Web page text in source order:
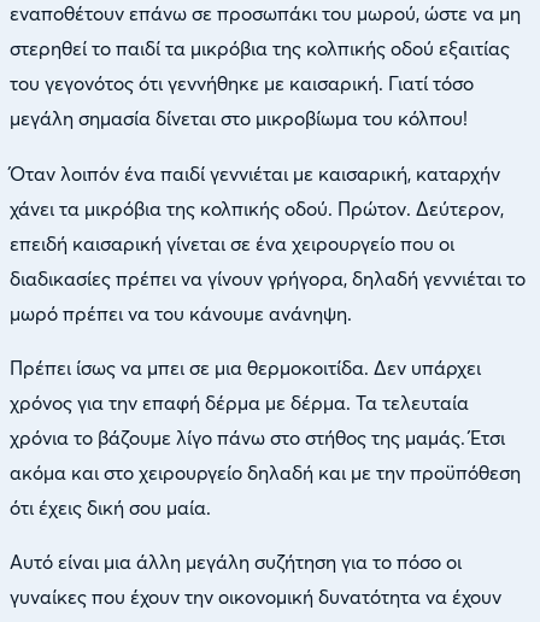
εναποθέτουν επάνω σε προσωπάκι του μωρού, ώστε να μη
στερηθεί το παιδί τα μικρόβια της κολπικής οδού εξαιτίας
του γεγονότος ότι γεννήθηκε με καισαρική. Γιατί τόσο
μεγάλη σημασία δίνεται στο μικροβίωμα του κόλπου!
Όταν λοιπόν ένα παιδί γεννιέται με καισαρική, καταρχήν
χάνει τα μικρόβια της κολπικής οδού. Πρώτον. Δεύτερον,
επειδή καισαρική γίνεται σε ένα χειρουργείο που οι
διαδικασίες πρέπει να γίνουν γρήγορα, δηλαδή γεννιέται το
μωρό πρέπει να του κάνουμε ανάνηψη.
Πρέπει ίσως να μπει σε μια θερμοκοιτίδα. Δεν υπάρχει
χρόνος για την επαφή δέρμα με δέρμα. Τα τελευταία
χρόνια το βάζουμε λίγο πάνω στο στήθος της μαμάς. Έτσι
ακόμα και στο χειρουργείο δηλαδή και με την προϋπόθεση
ότι έχεις δική σου μαία.
Αυτό είναι μια άλλη μεγάλη συζήτηση για το πόσο οι
γυναίκες που έχουν την οικονομική δυνατότητα να έχουν